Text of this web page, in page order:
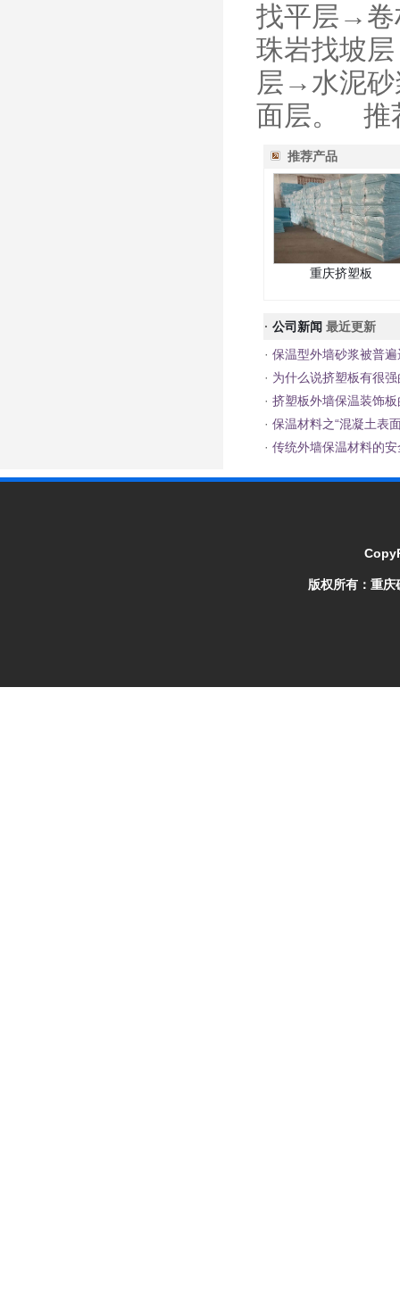
找平层→
珠岩找坡
层→水泥
面层。 推
推荐产品
重庆挤塑板
· 公司新闻 最近更新
· 保温型外墙砂浆被普
· 为什么说挤塑板有很
· 挤塑板外墙保温装饰
· 保温材料之“混凝土表
· 传统外墙保温材料的
版权所有： 重庆